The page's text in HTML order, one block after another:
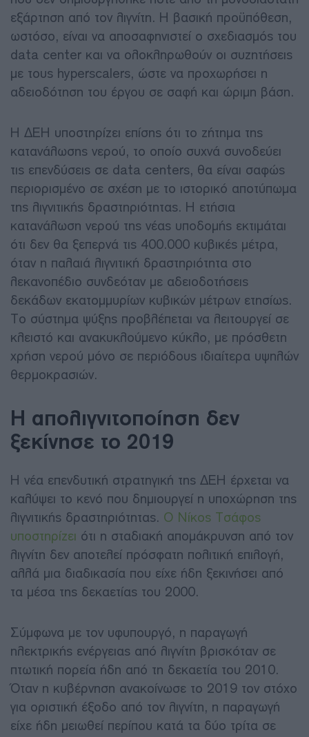
εξάρτηση από τον λιγνίτη. Η βασική προϋπόθεση,
ωστόσο, είναι να αποσαφηνιστεί ο σχεδιασμός του
data center και να ολοκληρωθούν οι συζητήσεις
με τους hyperscalers, ώστε να προχωρήσει η
αδειοδότηση του έργου σε σαφή και ώριμη βάση.
Η ΔΕΗ υποστηρίζει επίσης ότι το ζήτημα της
κατανάλωσης νερού, το οποίο συχνά συνοδεύει
τις επενδύσεις σε data centers, θα είναι σαφώς
περιορισμένο σε σχέση με το ιστορικό αποτύπωμα
της λιγνιτικής δραστηριότητας. Η ετήσια
κατανάλωση νερού της νέας υποδομής εκτιμάται
ότι δεν θα ξεπερνά τις 400.000 κυβικές μέτρα,
όταν η παλαιά λιγνιτική δραστηριότητα στο
λεκανοπέδιο συνδεόταν με αδειοδοτήσεις
δεκάδων εκατομμυρίων κυβικών μέτρων ετησίως.
Το σύστημα ψύξης προβλέπεται να λειτουργεί σε
κλειστό και ανακυκλούμενο κύκλο, με πρόσθετη
χρήση νερού μόνο σε περιόδους ιδιαίτερα υψηλών
θερμοκρασιών.
Η απολιγνιτοποίηση δεν
ξεκίνησε το 2019
Η νέα επενδυτική στρατηγική της ΔΕΗ έρχεται να
καλύψει το κενό που δημιουργεί η υποχώρηση της
λιγνιτικής δραστηριότητας. Ο Νίκος Τσάφος
υποστηρίζει ότι η σταδιακή απομάκρυνση από τον
λιγνίτη δεν αποτελεί πρόσφατη πολιτική επιλογή,
αλλά μια διαδικασία που είχε ήδη ξεκινήσει από
τα μέσα της δεκαετίας του 2000.
Σύμφωνα με τον υφυπουργό, η παραγωγή
ηλεκτρικής ενέργειας από λιγνίτη βρισκόταν σε
πτωτική πορεία ήδη από τη δεκαετία του 2010.
Όταν η κυβέρνηση ανακοίνωσε το 2019 τον στόχο
για οριστική έξοδο από τον λιγνίτη, η παραγωγή
είχε ήδη μειωθεί περίπου κατά τα δύο τρίτα σε